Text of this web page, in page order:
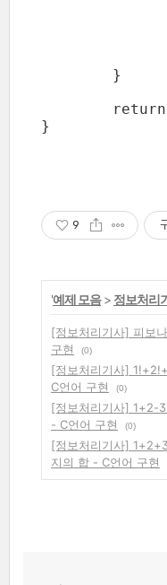
}
9
'예제 모음> 정보처리
[정보처리기사] 피보
구현
(0)
[정보처리기사]
C언어 구현
(0)
[정보처리기사] 1+2-
- C언어 구현
(0)
[정보처리기사]
지의 합 - C언어 구현